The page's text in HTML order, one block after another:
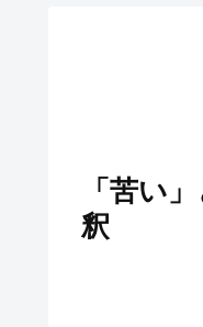
「苦い
釈